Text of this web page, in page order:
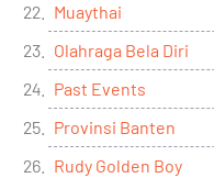
Muaythai
Olahraga Bela Diri
Past Events
Provinsi Banten
Rudy Golden Boy